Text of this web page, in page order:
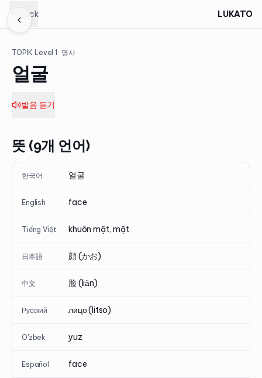
Back LUKATO
TOPIK Level1 · 명사
얼굴
발음 듣기
뜻 (9개 언어)
한국어 얼굴
English face
Tiếng Việt khuôn mặt, mặt
日本語 顔 (かお)
中文 脸 (liǎn)
Русский лицо (litso)
O'zbek yuz
Español face